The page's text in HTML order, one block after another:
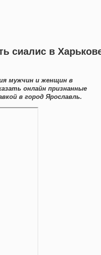
сиалис в
мужчин и женщин в
онлайн признанные
в город Ярославль.